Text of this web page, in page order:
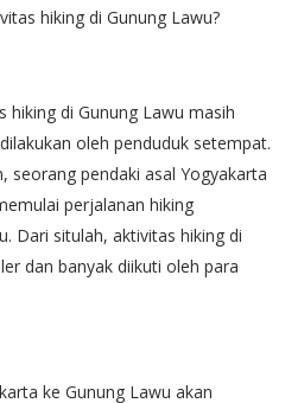
hiking di Gunung Lawu?
hiking di Gunung Lawu masih
oleh penduduk setempat.
seorang pendaki asal Yogyakarta
perjalanan hiking
Dari situlah, aktivitas hiking di
dan banyak diikuti oleh para
ke Gunung Lawu akan